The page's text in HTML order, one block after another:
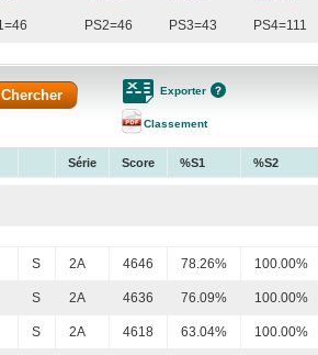
PS2=46 PS3=43 PS4=111
Exporter
Classement
Série Score %S1 %S2
S 2A 4646 78.26% 100.00%
S 2A 4636 76.09% 100.00%
S 2A 4618 63.04% 100.00%